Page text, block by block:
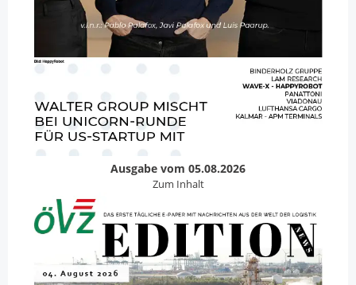
Ausgabe vom 05.08.2026
Zum Inhalt